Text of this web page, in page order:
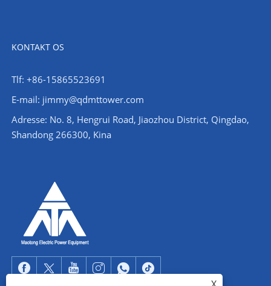
KONTAKT OS
Tlf: +86-15865523691
E-mail: jimmy@qdmttower.com
Adresse: No. 8, Hengrui Road, Jiaozhou District, Qingdao,
Shandong 266300, Kina